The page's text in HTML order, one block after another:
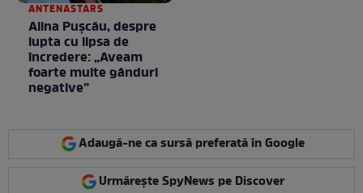
ANTENASTARS
Alina Pușcău, despre
lupta cu lipsa de
încredere: „Aveam
foarte multe gânduri
negative”
Adaugă-ne ca sursă preferată în Google
Urmărește SpyNews pe Discover